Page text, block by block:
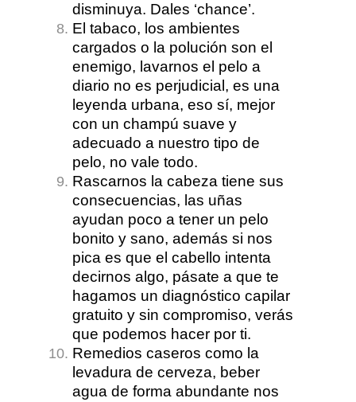
disminuya. Dales ‘chance’.
El tabaco, los ambientes
cargados o la polución son el
enemigo, lavarnos el pelo a
diario no es perjudicial, es una
leyenda urbana, eso sí, mejor
con un champú suave y
adecuado a nuestro tipo de
pelo, no vale todo.
Rascarnos la cabeza tiene sus
consecuencias, las uñas
ayudan poco a tener un pelo
bonito y sano, además si nos
pica es que el cabello intenta
decirnos algo, pásate a que te
hagamos un diagnóstico capilar
gratuito y sin compromiso, verás
que podemos hacer por ti.
Remedios caseros como la
levadura de cerveza, beber
agua de forma abundante nos